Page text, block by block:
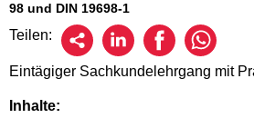
98 und DIN 19698-1
Teilen:
Eintägiger Sachkundelehrgang mit
Inhalte: